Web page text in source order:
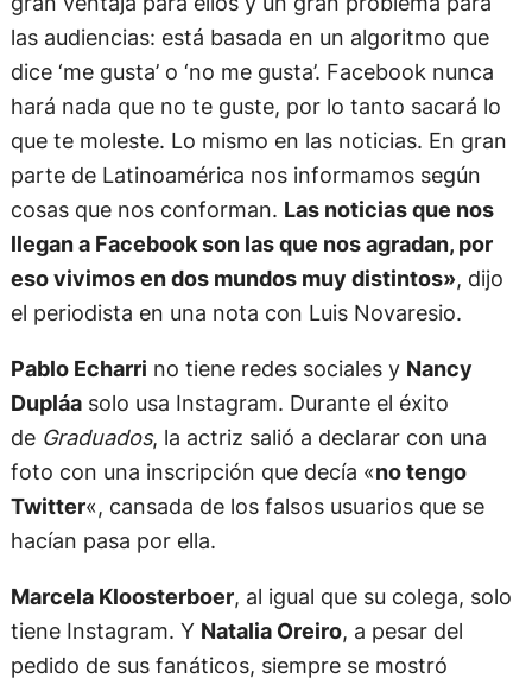
las audiencias: está basada en un algoritmo que
dice ‘me gusta’ o ‘no me gusta’. Facebook nunca
hará nada que no te guste, por lo tanto sacará lo
que te moleste. Lo mismo en las noticias. En gran
parte de Latinoamérica nos informamos según
cosas que nos conforman. Las noticias que nos
llegan a Facebook son las que nos agradan, por
eso vivimos en dos mundos muy distintos», dijo
el periodista en una nota con Luis Novaresio.
Pablo Echarri no tiene redes sociales y Nancy
Dupláasolo usa Instagram. Durante el éxito
de Graduados, la actriz salió a declarar con una
foto con una inscripción que decía «no tengo
Twitter«, cansada de los falsos usuarios que se
hacían pasa por ella.
Marcela Kloosterboer, al igual que su colega, solo
tiene Instagram. Y Natalia Oreiro, a pesar del
pedido de sus fanáticos, siempre se mostró